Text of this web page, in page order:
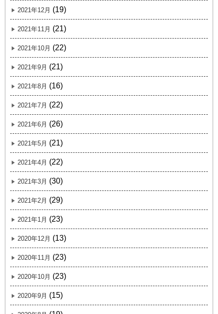
2021年12月 (19)
2021年11月 (21)
2021年10月 (22)
2021年9月 (21)
2021年8月 (16)
2021年7月 (22)
2021年6月 (26)
2021年5月 (21)
2021年4月 (22)
2021年3月 (30)
2021年2月 (29)
2021年1月 (23)
2020年12月 (13)
2020年11月 (23)
2020年10月 (23)
2020年9月 (15)